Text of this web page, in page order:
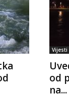
Vijesti
od
na...